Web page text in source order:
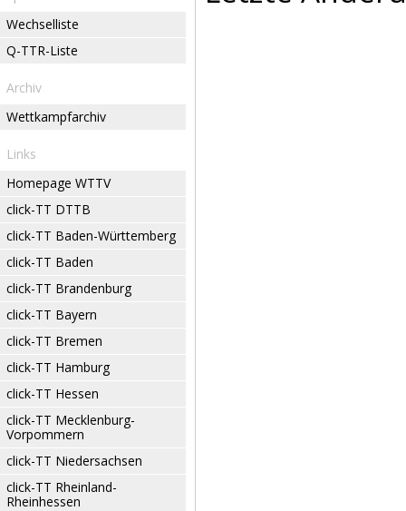
Wechselliste
Q-TTR-Liste
Archiv
Wettkampfarchiv
Links
Homepage WTTV
click-TT DTTB
click-TT Baden-Württemberg
click-TT Baden
click-TT Brandenburg
click-TT Bayern
click-TT Bremen
click-TT Hamburg
click-TT Hessen
click-TT Mecklenburg-
Vorpommern
click-TT Niedersachsen
click-TT Rheinland-
Rheinhessen